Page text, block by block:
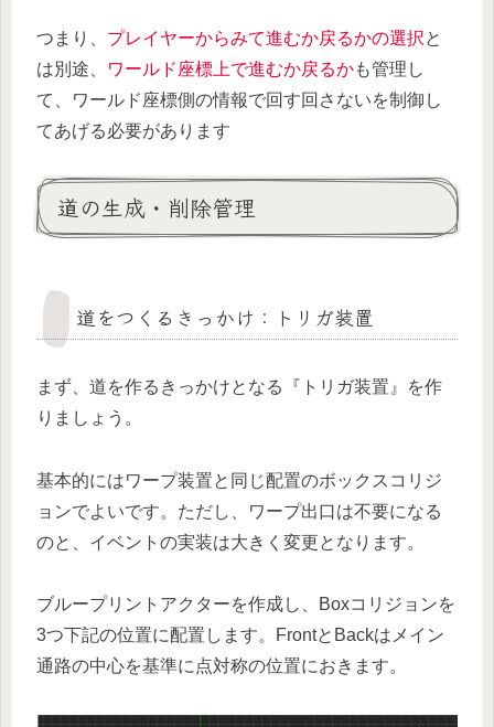
つまり、 プレイヤーからみて進むか戻るかの選択と
は別途、
ワールド座標上で進むか戻るかも管理し
て、ワールド座標側の情報で回す回さないを制御し
てあげる必要があります
道の生成・削除管理
道をつくるきっかけ：トリガ装置
まず、道を作るきっかけとなる『トリガ装置』を作
りましょう。
基本的にはワープ装置と同じ配置のボックスコリジ
ョンでよいです。ただし、ワープ出口は不要になる
のと、イベントの実装は大きく変更となります。
ブループリントアクターを作成し、Boxコリジョンを
3つ下記の位置に配置します。FrontとBackはメイン
通路の中心を基準に点対称の位置におきます。